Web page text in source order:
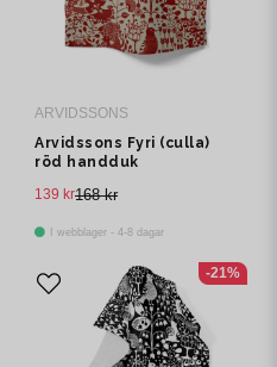
ARVIDSSONS
Arvidssons Fyri (culla)
röd handduk
168 kr
139 kr
I webblager - 4-8 dagar
-21%